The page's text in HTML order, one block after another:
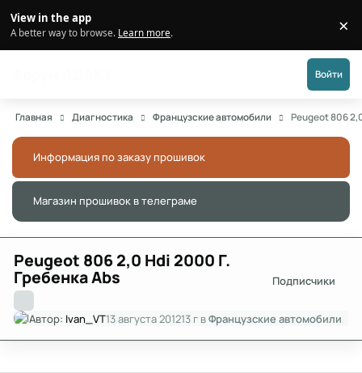
View in the app
A better way to browse. Learn more. ×
Войти
Главная Диагностика Французские автомобили Peugeot 806
Информация по заказу прошивок
Магазин прошивок в телеграме
Peugeot 806 2,0 Hdi 2000 Г.
Гребенка Abs Подписчики
Автор: Ivan_VT13 августа 201213 г вФранцузские автомобили